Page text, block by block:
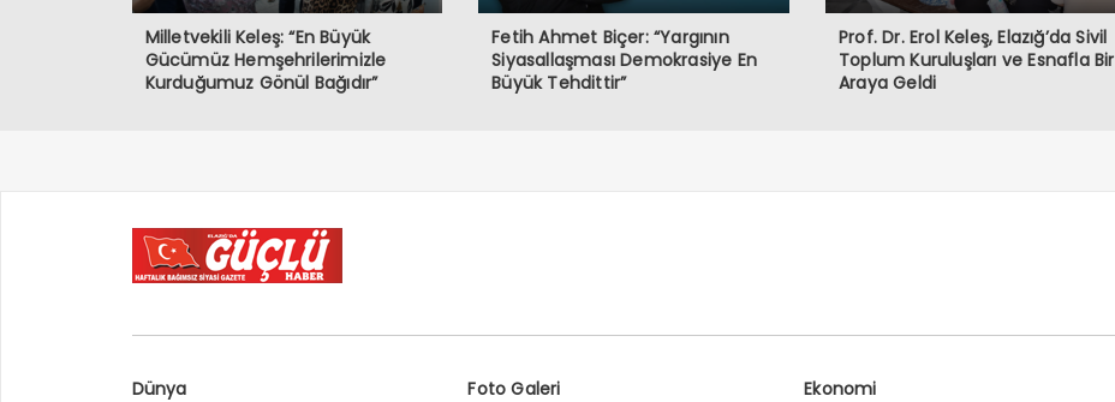
Milletvekili Keleş: “En Büyük
Gücümüz Hemşehrilerimizle
Kurduğumuz Gönül Bağıdır”
Fetih Ahmet Biçer: “Yargının
Siyasallaşması Demokrasiye En
Büyük Tehdittir”
Prof. Dr. Erol Keleş, Elazığ’da Sivil
Toplum Kuruluşları ve Esnafla Bir
Araya Geldi
Dünya Foto Galeri Ekonomi